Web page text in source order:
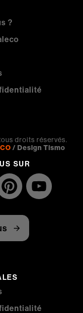
?
droits réservés.
/ Design Tismo
SUR
Pinterest